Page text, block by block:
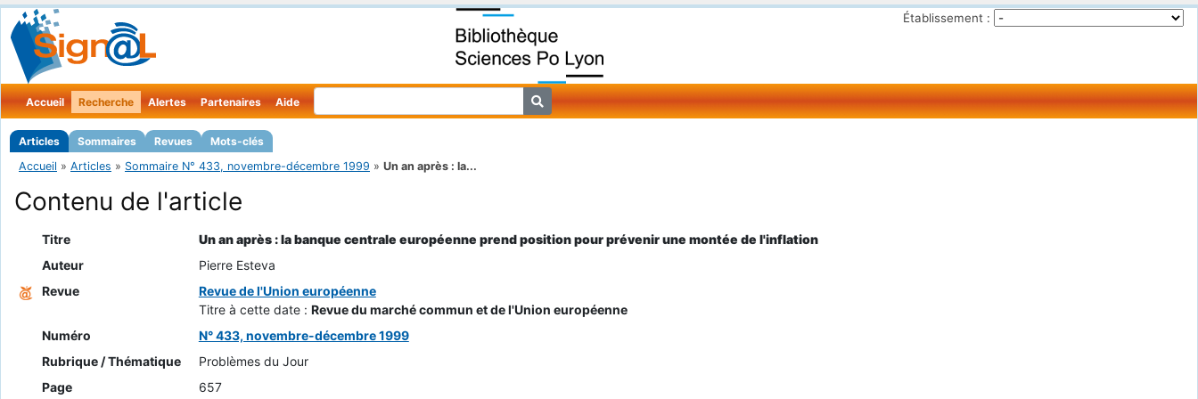
Établissement :
Accueil Recherche
Articles Sommaires Revues Mots-clés
Alertes Partenaires Aide
Accueil » Articles » Sommaire N° 433, novembre-décembre 1999 » Un an après : la...
Contenu de l'article
Titre
Un an après : la banque centrale européenne prend position pour prévenir une montée de l'inflation
Auteur
Pierre Esteva
Revue
Revue de l'Union européenne
Titre à cette date : Revue du marché commun et de l'Union européenne
Numéro
N° 433, novembre-décembre 1999
Rubrique / Thématique
Problèmes du Jour
Page
657